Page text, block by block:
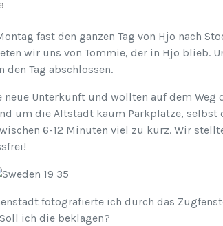
fast den ganzen Tag von Hjo nach
wir uns von Tommie, der in Hjo blieb.
den Tag abschlossen.
neue Unterkunft und wollten auf dem
um die Altstadt kaum Parkplätze,
6-12 Minuten viel zu kurz. Wir
fotografierte ich durch das
ich die beklagen?